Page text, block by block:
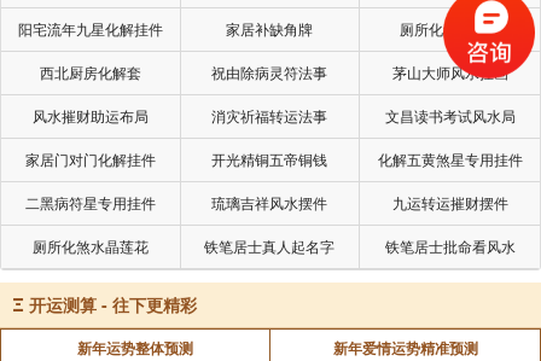
原来沐浴也是行运方法之一。喜水的人，浸浴当然比花
洒浴好，浸浴时选用不同的浴盐，可采纳不同的运。有
一种浴盐令水全部变成蓝色，饿水的人浸在蓝色的水
中，当然极水；要金的人可用牛奶属金；要木的选择更
多，可用熏衣草，柠檬草等；要火的话，可以用梨、
橙、玫瑰花等红色浴盬，浸在浴缸内，水全部变成火一
般血红色。
易德轩网是专业周易文化网站，我们所提供风水板块
中关于根据五行喜忌布置浴室洗手间风水的问题，只是
为了方便大家查阅到相关内容。我们也尽可能提供更加
阳宅流年九星化解挂件 家居补缺角牌 厕所化秽气煞套
西北厨房化解套 祝由除病灵符法事 茅山大师风水挂画
风水摧财助运布局 消灾祈福转运法事 文昌读书考试风水局
家居门对门化解挂件 开光精铜五帝铜钱 化解五黄煞星专用挂件
二黑病符星专用挂件 琉璃吉祥风水摆件 九运转运摧财摆件
厕所化煞水晶莲花 铁笔居士真人起名字 铁笔居士批命看风水
Ξ 开运测算 - 往下更精彩
新年运势整体预测
新年爱情运势精准预测